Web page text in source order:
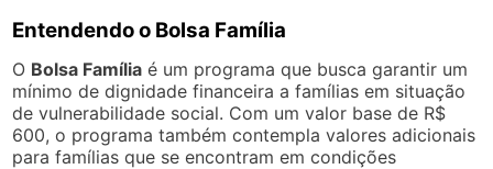
Entendendo o Bolsa Família
O Bolsa Família é um programa que busca garantir um
mínimo de dignidade financeira a famílias em situação
de vulnerabilidade social. Com um valor base de R$
600, o programa também contempla valores adicionais
para famílias que se encontram em condições